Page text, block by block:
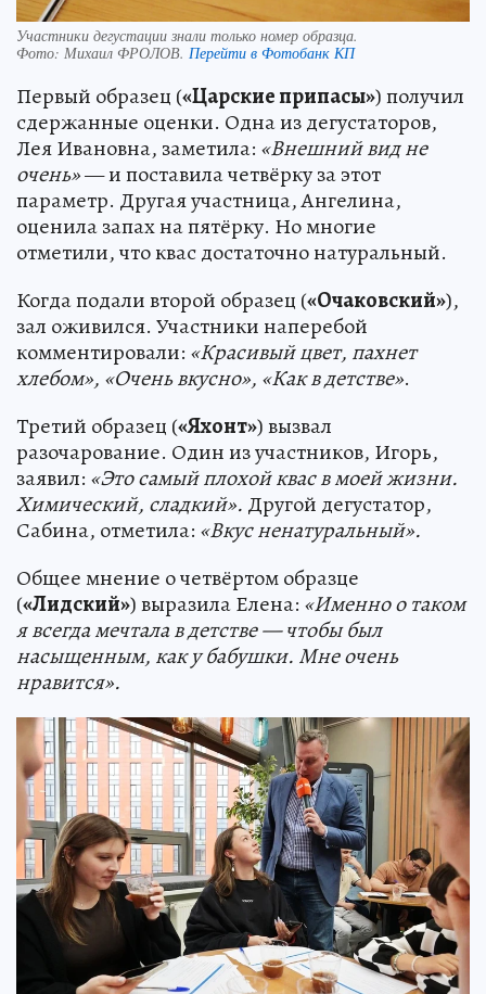
Участники дегустации знали только номер образца.
Фото: Михаил ФРОЛОВ. Перейти в Фотобанк КП
Первый образец («Царские припасы») получил
сдержанные оценки. Одна из дегустаторов,
Лея Ивановна, заметила: «Внешний вид не
очень»— и поставила четвёрку за этот
параметр. Другая участница, Ангелина,
оценила запах на пятёрку. Но многие
отметили, что квас достаточно натуральный.
Когда подали второй образец («Очаковский»),
зал оживился. Участники наперебой
комментировали: «Красивый цвет, пахнет
хлебом», «Очень вкусно», «Как в детстве».
Третий образец («Яхонт») вызвал
разочарование. Один из участников, Игорь,
заявил: «Это самый плохой квас в моей жизни.
Химический, сладкий». Другой дегустатор,
Сабина, отметила: «Вкус ненатуральный».
Общее мнение о четвёртом образце
(«Лидский») выразила Елена: «Именно о таком
я всегда мечтала в детстве — чтобы был
насыщенным, как у бабушки. Мне очень
нравится».